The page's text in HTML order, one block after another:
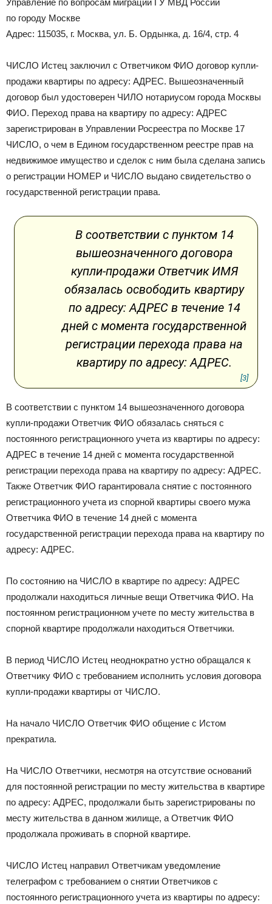
Управление по вопросам миграции ГУ МВД России
по городу Москве
Адрес: 115035, г. Москва, ул. Б. Ордынка, д. 16/4, стр. 4
ЧИСЛО Истец заключил с Ответчиком ФИО договор купли-
продажи квартиры по адресу: АДРЕС. Вышеозначенный
договор был удостоверен ЧИЛО нотариусом города Москвы
ФИО. Переход права на квартиру по адресу: АДРЕС
зарегистрирован в Управлении Росреестра по Москве 17
ЧИСЛО, о чем в Едином государственном реестре прав на
недвижимое имущество и сделок с ним была сделана запись
о регистрации НОМЕР и ЧИСЛО выдано свидетельство о
государственной регистрации права.
В соответствии с пунктом 14
вышеозначенного договора
купли-продажи Ответчик ИМЯ
обязалась освободить квартиру
по адресу: АДРЕС в течение 14
дней с момента государственной
регистрации перехода права на
квартиру по адресу: АДРЕС.
[3]
В соответствии с пунктом 14 вышеозначенного договора
купли-продажи Ответчик ФИО обязалась сняться с
постоянного регистрационного учета из квартиры по адресу:
АДРЕС в течение 14 дней с момента государственной
регистрации перехода права на квартиру по адресу: АДРЕС.
Также Ответчик ФИО гарантировала снятие с постоянного
регистрационного учета из спорной квартиры своего мужа
Ответчика ФИО в течение 14 дней с момента
государственной регистрации перехода права на квартиру по
адресу: АДРЕС.
По состоянию на ЧИСЛО в квартире по адресу: АДРЕС
продолжали находиться личные вещи Ответчика ФИО. На
постоянном регистрационном учете по месту жительства в
спорной квартире продолжали находиться Ответчики.
В период ЧИСЛО Истец неоднократно устно обращался к
Ответчику ФИО с требованием исполнить условия договора
купли-продажи квартиры от ЧИСЛО.
На начало ЧИСЛО Ответчик ФИО общение с Истом
прекратила.
На ЧИСЛО Ответчики, несмотря на отсутствие оснований
для постоянной регистрации по месту жительства в квартире
по адресу: АДРЕС, продолжали быть зарегистрированы по
месту жительства в данном жилище, а Ответчик ФИО
продолжала проживать в спорной квартире.
ЧИСЛО Истец направил Ответчикам уведомление
телеграфом с требованием о снятии Ответчиков с
постоянного регистрационного учета из квартиры по адресу: